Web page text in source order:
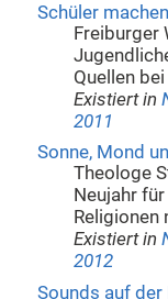
Schüler
Freiburger
Quellen bei
Existiert in
2011
Sonne, Mond
Theologe
Neujahr
Existiert in
2012
Sounds auf